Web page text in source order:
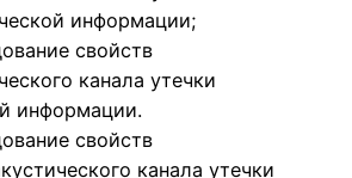
информации;
свойств
канала утечки
информации.
свойств
канала утечки